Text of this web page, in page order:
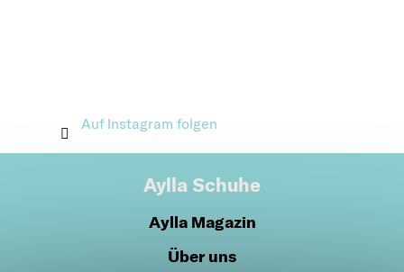
Auf Instagram folgen
Aylla Schuhe
Aylla Magazin
Über uns